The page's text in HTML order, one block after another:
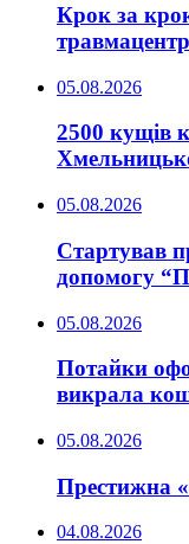
Крок за
травмацентр
05.08.2026
2500 кущів
05.08.2026
Стартував
допомогу
05.08.2026
Потайки
викрала
05.08.2026
Престижна
04.08.2026